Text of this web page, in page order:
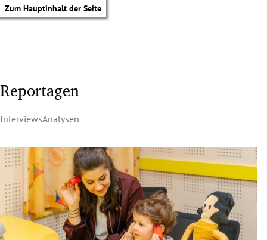
Zum Hauptinhalt der Seite
Reportagen
InterviewsAnalysen